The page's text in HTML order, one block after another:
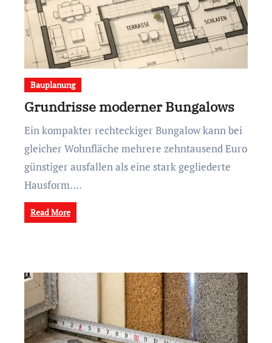
Bauplanung
Grundrisse moderner Bungalows
Ein kompakter rechteckiger Bungalow kann bei
gleicher Wohnfläche mehrere zehntausend Euro
günstiger ausfallen als eine stark gegliederte
Hausform.…
Read More